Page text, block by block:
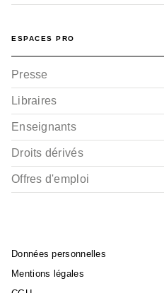
ESPACES PRO
Presse
Libraires
Enseignants
Droits dérivés
Offres d'emploi
Données personnelles
Mentions légales